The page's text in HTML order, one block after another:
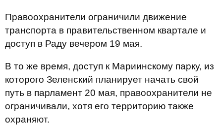
Правоохранители ограничили движение
транспорта в правительственном квартале и
доступ в Раду вечером 19 мая.
В то же время, доступ к Мариинскому парку, из
которого Зеленский планирует начать свой
путь в парламент 20 мая, правоохранители не
ограничивали, хотя его территорию также
охраняют.